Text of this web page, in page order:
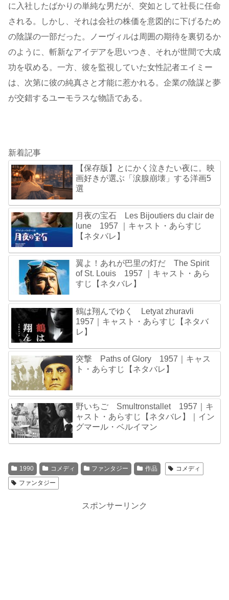
に入社したばかりの単純な男だが、突如として社長に任命
される。しかし、それは会社の株価を意図的に下げるため
の陰謀の一部だった。ノーヴィルは周囲の期待を裏切るか
のように、斬新なアイデアを思いつき、それが世間で大成
功を収める。一方、彼を監視していた女性記者エイミー
は、次第に彼の純真さと才能に惹かれる。企業の陰謀と夢
が交錯するユーモラスな物語である。
新着記事
【保存版】とにかく泣きたい夜に。映
画好きが選ぶ「涙腺崩壊」する洋画5
選
月夜の宝石 Les Bijoutiers du clair de
lune 1957 ｜キャスト・あらすじ
【ネタバレ】
翼よ！あれが巴里の灯だ The Spirit
of St. Louis 1957 ｜キャスト・あら
すじ【ネタバレ】
鶴は翔んでゆく Letyat zhuravli
1957｜キャスト・あらすじ【ネタバ
レ】
突撃 Paths of Glory 1957｜キャス
ト・あらすじ【ネタバレ】
野いちご Smultronstallet 1957｜キ
ャスト・あらすじ【ネタバレ】｜イン
グマール・ベルイマン
1990 コメディ ファンタジー 作品
コメディ
ファンタジー
スポンサーリンク